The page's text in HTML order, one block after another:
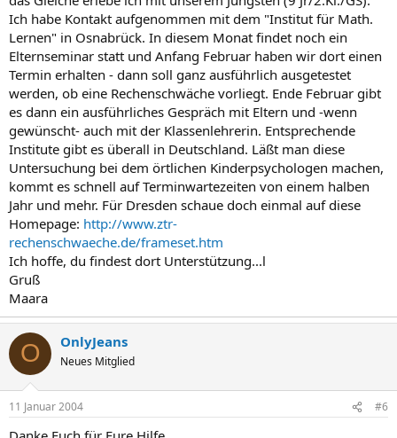
Ich habe Kontakt aufgenommen mit dem "Institut für Math.
Lernen" in Osnabrück. In diesem Monat findet noch ein
Elternseminar statt und Anfang Februar haben wir dort einen
Termin erhalten - dann soll ganz ausführlich ausgetestet
werden, ob eine Rechenschwäche vorliegt. Ende Februar gibt
es dann ein ausführliches Gespräch mit Eltern und -wenn
gewünscht- auch mit der Klassenlehrerin. Entsprechende
Institute gibt es überall in Deutschland. Läßt man diese
Untersuchung bei dem örtlichen Kinderpsychologen machen,
kommt es schnell auf Terminwartezeiten von einem halben
Jahr und mehr. Für Dresden schaue doch einmal auf diese
Homepage: http://www.ztr-
rechenschwaeche.de/frameset.htm
Ich hoffe, du findest dort Unterstützung...l
Gruß
Maara
O OnlyJeans
Neues Mitglied
11 Januar 2004 #6